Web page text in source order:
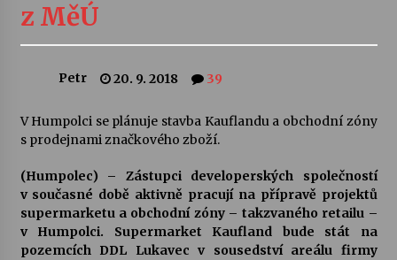
Veselí muzikanti
Pozvánka na integrační festival Quijotova
šedesátka: 28. 7.–1. 8. 2026
Letní koncerty ve Stromovce: Kolchoz a
Jenakaši
28. 7. 2026
z MěÚ
Petr 20. 9. 2018 39
V Humpolci se plánuje stavba Kauflandu a obchodní zóny
s prodejnami značkového zboží.
(Humpolec) – Zástupci developerských společností
v současné době aktivně pracují na přípravě projektů
supermarketu a obchodní zóny – takzvaného retailu –
v Humpolci. Supermarket Kaufland bude stát na
pozemcích DDL Lukavec v sousedství areálu firmy